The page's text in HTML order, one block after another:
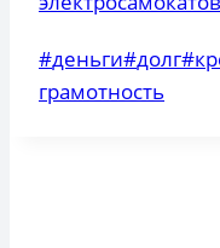
Метки
записи:
#деньги#долг#
грамотность